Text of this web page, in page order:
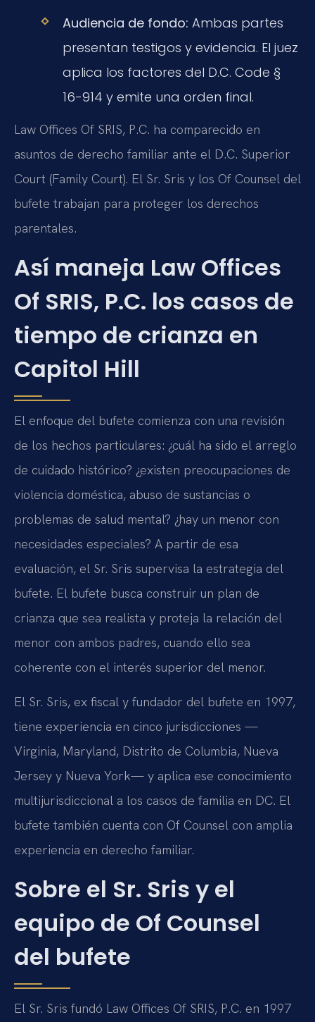
Audiencia de fondo: Ambas partes
presentan testigos y evidencia. El juez
aplica los factores del D.C. Code §
16-914 y emite una orden final.
Law Offices Of SRIS, P.C. ha comparecido en
asuntos de derecho familiar ante el D.C. Superior
Court (Family Court). El Sr. Sris y los Of Counsel del
bufete trabajan para proteger los derechos
parentales.
Así maneja Law Offices
Of SRIS, P.C. los casos de
tiempo de crianza en
Capitol Hill
El enfoque del bufete comienza con una revisión
de los hechos particulares: ¿cuál ha sido el arreglo
de cuidado histórico? ¿existen preocupaciones de
violencia doméstica, abuso de sustancias o
problemas de salud mental? ¿hay un menor con
necesidades especiales? A partir de esa
evaluación, el Sr. Sris supervisa la estrategia del
bufete. El bufete busca construir un plan de
crianza que sea realista y proteja la relación del
menor con ambos padres, cuando ello sea
coherente con el interés superior del menor.
El Sr. Sris, ex fiscal y fundador del bufete en 1997,
tiene experiencia en cinco jurisdicciones —
Virginia, Maryland, Distrito de Columbia, Nueva
Jersey y Nueva York— y aplica ese conocimiento
multijurisdiccional a los casos de familia en DC. El
bufete también cuenta con Of Counsel con amplia
experiencia en derecho familiar.
Sobre el Sr. Sris y el
equipo de Of Counsel
del bufete
El Sr. Sris fundó Law Offices Of SRIS, P.C. en 1997